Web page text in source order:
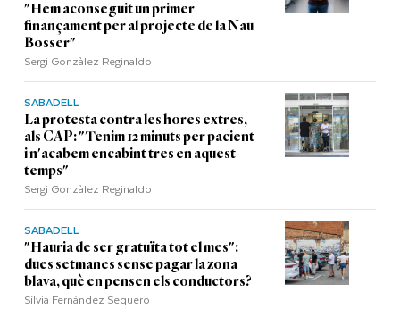
"Hem aconseguit un primer
finançament per al projecte de la Nau
Bosser"
Sergi Gonzàlez Reginaldo
SABADELL
La protesta contra les hores extres,
als CAP: "Tenim 12 minuts per pacient
i n'acabem encabint tres en aquest
temps"
Sergi Gonzàlez Reginaldo
SABADELL
"Hauria de ser gratuïta tot el mes":
dues setmanes sense pagar la zona
blava, què en pensen els conductors?
Sílvia Fernández Sequero